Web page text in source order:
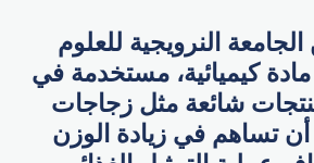
النرويجية للعلوم
والتكنولوجيا 11 مادة كيميائية، مستخدمة في
شائعة مثل زجاجات
أن تساهم في زيادة الوزن